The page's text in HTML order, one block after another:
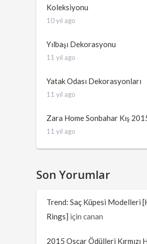
Koleksiyonu
10 yıl ago
Yılbaşı Dekorasyonu
11 yıl ago
Yatak Odası Dekorasyonları
11 yıl ago
Zara Home Sonbahar Kış
11 yıl ago
Son Yorumlar
Trend: Saç Küpesi Modelleri
Rings] içincanan
2015 Oscar Ödülleri Kırmızı